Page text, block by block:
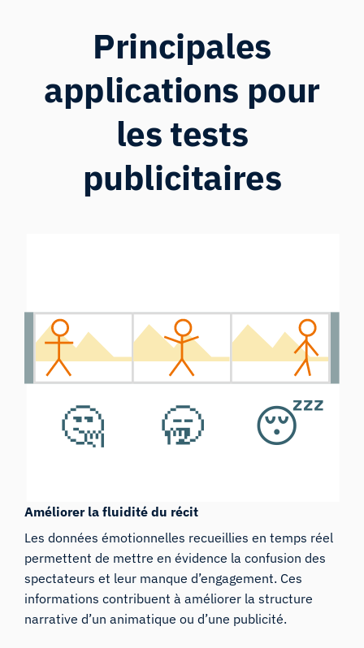
Principales
applications pour
les tests
publicitaires
Améliorer la fluidité du récit
Les données émotionnelles recueillies en temps réel
permettent de mettre en évidence la confusion des
spectateurs et leur manque d’engagement. Ces
informations contribuent à améliorer la structure
narrative d’un animatique ou d’une publicité.